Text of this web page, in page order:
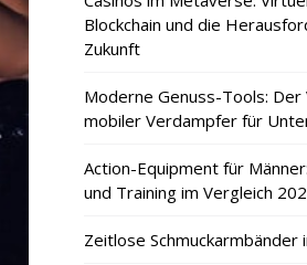
Blockchain und die
Zukunft
Moderne Genuss-Tools: Der
mobiler Verdampfer für
Action-Equipment für
und Training im Vergleich
Zeitlose Schmuckarmbänder